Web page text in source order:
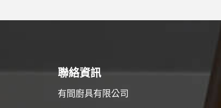
聯絡資訊
有間廚具有限公司